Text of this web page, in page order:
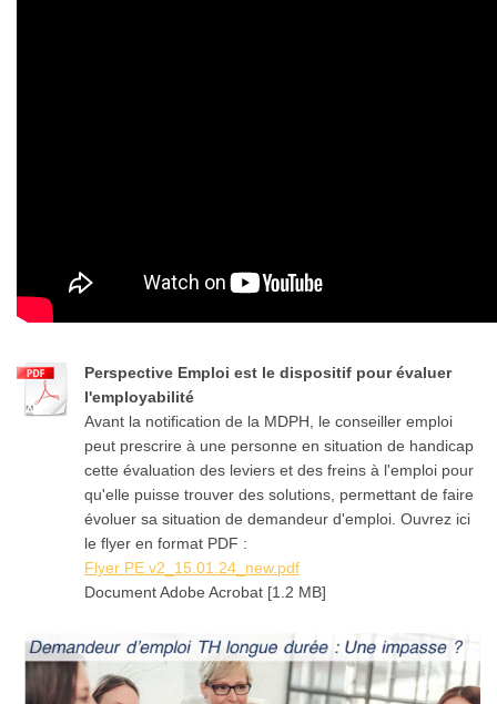
Perspective Emploi est le dispositif pour évaluer
l'employabilité
Avant la notification de la MDPH, le conseiller emploi
peut prescrire à une personne en situation de handicap
cette évaluation des leviers et des freins à l'emploi pour
qu'elle puisse trouver des solutions, permettant de faire
évoluer sa situation de demandeur d'emploi. Ouvrez ici
le flyer en format PDF :
Flyer PE v2_15.01.24_new.pdf
Document Adobe Acrobat [1.2 MB]